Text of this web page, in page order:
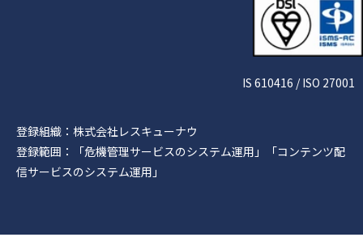
IS 610416 / ISO 27001
登録組織：株式会社レスキューナウ
登録範囲：「危機管理サービスのシステム運用」「コンテンツ配
信サービスのシステム運用」